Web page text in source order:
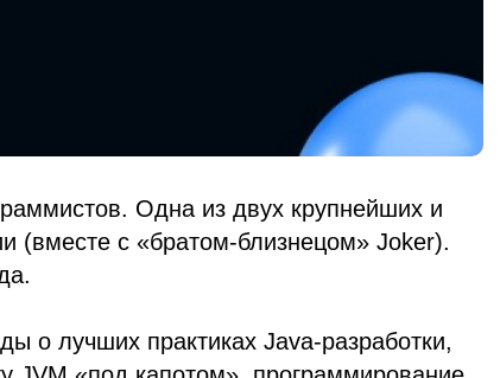
Одна из двух крупнейших и
(вместе с «братом-близнецом» Joker).
о лучших практиках Java-разработки,